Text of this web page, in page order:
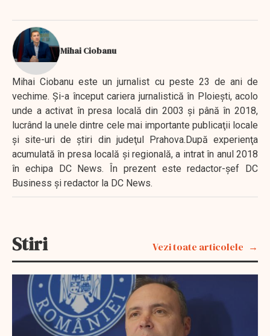
Mihai Ciobanu
Mihai Ciobanu este un jurnalist cu peste 23 de ani de
vechime. Şi-a început cariera jurnalistică în Ploieşti, acolo
unde a activat în presa locală din 2003 şi până în 2018,
lucrând la unele dintre cele mai importante publicaţii locale
şi site-uri de ştiri din judeţul Prahova.După experienţa
acumulată în presa locală şi regională, a intrat în anul 2018
în echipa DC News. În prezent este redactor-şef DC
Business şi redactor la DC News.
Stiri Vezi toate articolele